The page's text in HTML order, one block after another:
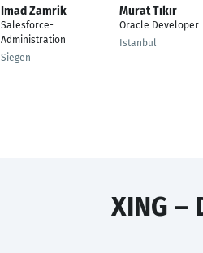
Imad Zamrik
Salesforce-
Administration
Siegen
Murat Tıkır
Oracle Developer
Istanbul
XING –